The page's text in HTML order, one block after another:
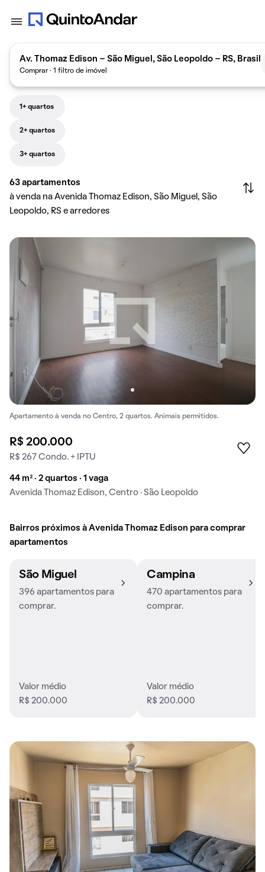
Av. Thomaz Edison - São Miguel, São Leopoldo - RS, Brasil
Comprar · 1 filtro de imóvel
1+ quartos
2+ quartos
3+ quartos
63 apartamentos
à venda na Avenida Thomaz Edison, São Miguel, São
Leopoldo, RS e arredores
Apartamento à venda no Centro, 2 quartos. Animais permitidos.
R$ 200.000
R$ 267 Condo. + IPTU
44 m² · 2 quartos · 1 vaga
Avenida Thomaz Edison, Centro · São Leopoldo
Bairros próximos à Avenida Thomaz Edison para comprar
apartamentos
São Miguel
396 apartamentos para
comprar.
Valor médio
R$ 200.000
Campina
470 apartamentos para
comprar.
Valor médio
R$ 200.000